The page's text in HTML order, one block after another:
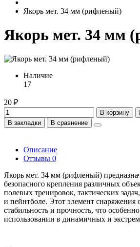
Якорь мет. 34 мм (рифленый)
Якорь мет. 34 мм
Наличие
17
20 ₽
В корзину
В закладки
В сравнение
Описание
Отзывы 0
Якорь мет. 34 мм (рифленый)
безопасного крепления различных
полевых тренировок, тактических
и пейнтболе. Этот элемент снаряжения
стабильность и прочность, что
использовании в динамичных и